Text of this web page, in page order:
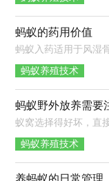
蚂蚁的药用价值
蚂蚁养殖技术
蚂蚁野外放养需要
蚂蚁养殖技术
养蚂蚁的日常管理